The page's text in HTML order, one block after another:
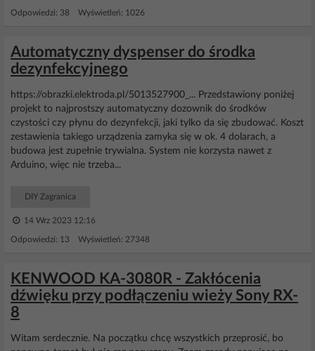
Odpowiedzi: 38 Wyświetleń: 1026
Automatyczny dyspenser do środka
dezynfekcyjnego
https://obrazki.elektroda.pl/5013527900_... Przedstawiony poniżej
projekt to najprostszy automatyczny dozownik do środków
czystości czy płynu do dezynfekcji, jaki tylko da się zbudować. Koszt
zestawienia takiego urządzenia zamyka się w ok. 4 dolarach, a
budowa jest zupełnie trywialna. System nie korzysta nawet z
Arduino, więc nie trzeba...
DIY Zagranica
14 Wrz 2023 12:16
Odpowiedzi: 13 Wyświetleń: 27348
KENWOOD KA-3080R - Zakłócenia
dźwięku przy podłączeniu wieży Sony RX-
8
Witam serdecznie. Na początku chcę wszystkich przeprosić, bo